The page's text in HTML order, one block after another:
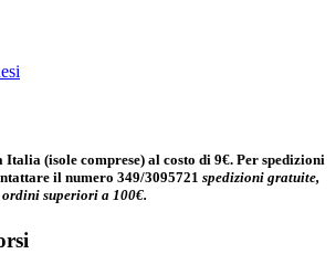
Italia (isole comprese) al costo di 9€. Per spedizioni
il numero 349/3095721 spedizioni gratuite,
superiori a 100€.